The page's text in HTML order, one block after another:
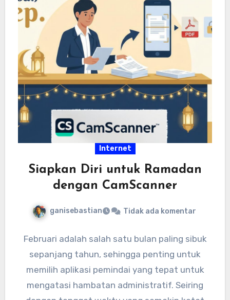
Internet
Siapkan Diri untuk Ramadan
dengan CamScanner
ganisebastian Tidak ada komentar
Februari adalah salah satu bulan paling sibuk
sepanjang tahun, sehingga penting untuk
memilih aplikasi pemindai yang tepat untuk
mengatasi hambatan administratif. Seiring